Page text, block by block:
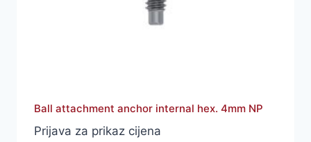
Ball attachment anchor internal hex. 4mm NP
Prijava za prikaz cijena